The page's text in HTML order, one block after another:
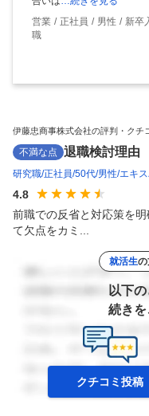
営業
正社員 男性 新卒
職
伊藤忠商事株式会社の評判・クチ
不満な点 退職検討理由
研究職 正社員 50代 男性 エキ
4.8
前職での反省と対応策を
て欠点をカミ...
就活生の
以下
続き
クチコミ投稿